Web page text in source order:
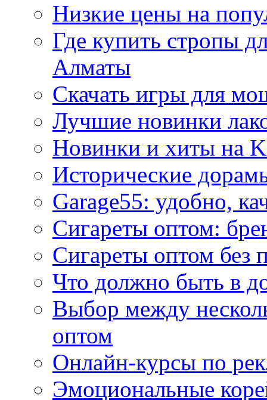
Низкие цены на
Где купить стропы
Алматы
Скачать игры для
Лучшие новинки
Новинки и хиты на
Исторические
Garage55: удобно,
Сигареты оптом:
Сигареты оптом без
Что должно быть в
Выбор между
оптом
Онлайн-курсы по
Эмоциональные